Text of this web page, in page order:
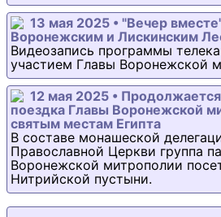
13 мая 2025 • "Вечер
Воронежским и Лискинским
Видеозапись программы
участием Главы Воронежской
12 мая 2025 •
поездка Главы Воронежской
святым местам Египта
В составе монашеской
Православной Церкви группа
Воронежской митрополии
Нитрийской пустыни.